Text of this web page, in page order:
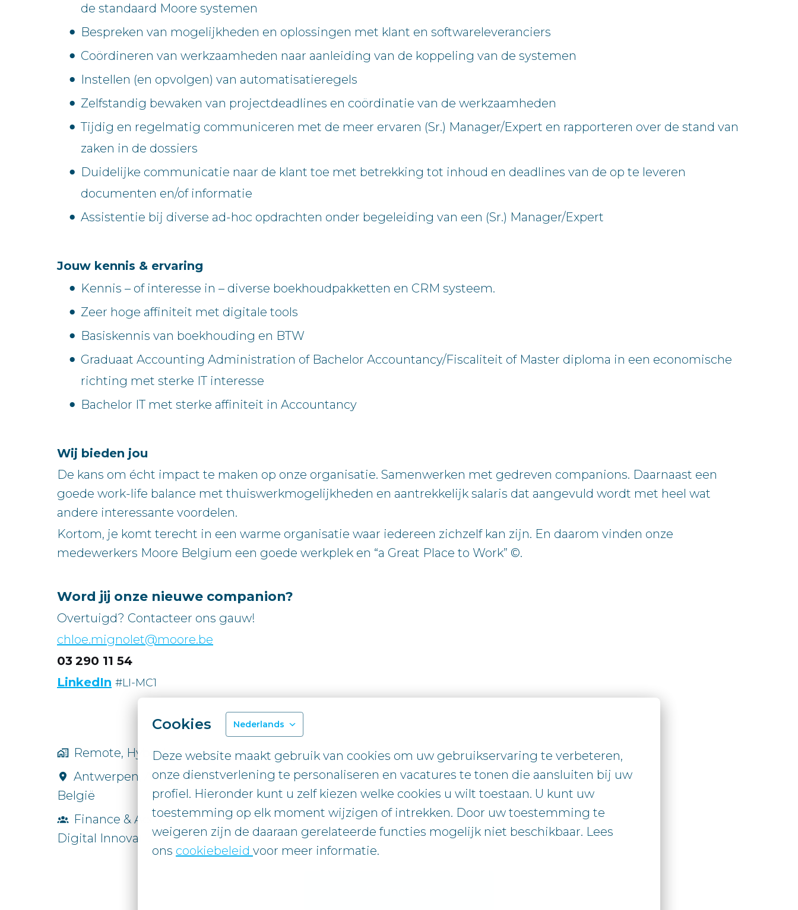
Cookies Nederlands
Deze website maakt gebruik van cookies om uw gebruikservaring te verbeteren,
onze dienstverlening te personaliseren en vacatures te tonen die aansluiten bij uw
profiel. Hieronder kunt u zelf kiezen welke cookies u wilt toestaan. U kunt uw
toestemming op elk moment wijzigen of intrekken. Door uw toestemming te
weigeren zijn de daaraan gerelateerde functies mogelijk niet beschikbaar. Lees
ons cookiebeleid voor meer informatie.
de standaard Moore systemen
Bespreken van mogelijkheden en oplossingen met klant en softwareleveranciers
Coördineren van werkzaamheden naar aanleiding van de koppeling van de systemen
Instellen (en opvolgen) van automatisatieregels
Zelfstandig bewaken van projectdeadlines en coördinatie van de werkzaamheden
Tijdig en regelmatig communiceren met de meer ervaren (Sr.) Manager/Expert en rapporteren over de stand van
zaken in de dossiers
Duidelijke communicatie naar de klant toe met betrekking tot inhoud en deadlines van de op te leveren
documenten en/of informatie
Assistentie bij diverse ad-hoc opdrachten onder begeleiding van een (Sr.) Manager/Expert
Jouw kennis & ervaring
Kennis – of interesse in – diverse boekhoudpakketten en CRM systeem.
Zeer hoge affiniteit met digitale tools
Basiskennis van boekhouding en BTW
Graduaat Accounting Administration of Bachelor Accountancy/Fiscaliteit of Master diploma in een economische
richting met sterke IT interesse
Bachelor IT met sterke affiniteit in Accountancy
Wij bieden jou
De kans om écht impact te maken op onze organisatie. Samenwerken met gedreven companions. Daarnaast een
goede work-life balance met thuiswerkmogelijkheden en aantrekkelijk salaris dat aangevuld wordt met heel wat
andere interessante voordelen.
Kortom, je komt terecht in een warme organisatie waar iedereen zichzelf kan zijn. En daarom vinden onze
medewerkers Moore Belgium een goede werkplek en “a Great Place to Work” ©.
Word jij onze nieuwe companion?
Overtuigd? Contacteer ons gauw!
chloe.mignolet@moore.be
03 290 11 54
LinkedIn #LI-MC1
Remote, Hybride
Antwerpen
Antwerpen,
België
Finance & Accounting -
Digital Innovation